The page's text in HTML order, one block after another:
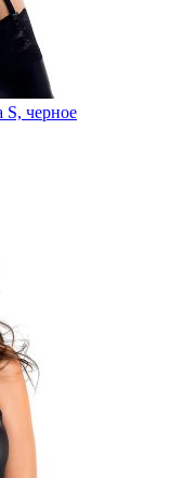
S, черное